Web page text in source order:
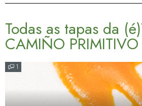
Todas as tapas da
CAMIÑO PRIMITIVO